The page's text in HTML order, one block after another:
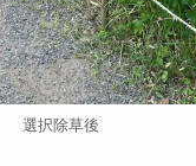
選択除草後